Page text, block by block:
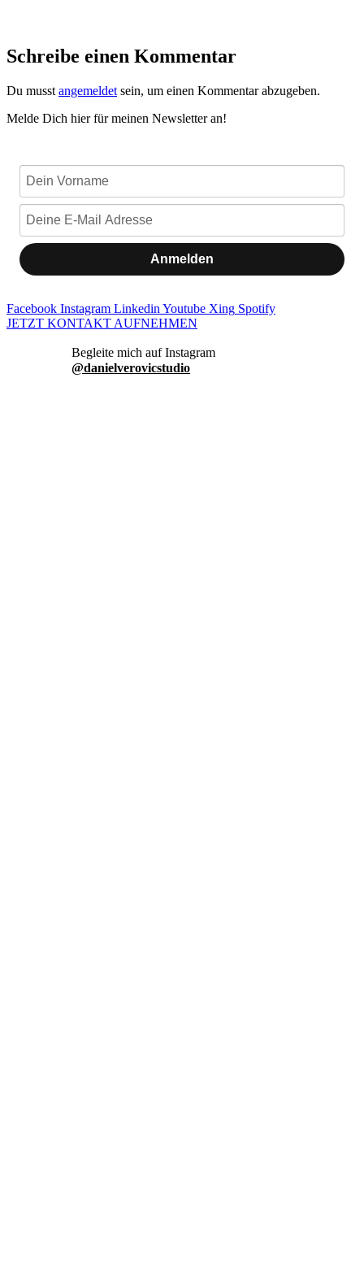
Schreibe einen Kommentar
Du musst angemeldet sein, um einen Kommentar abzugeben.
Melde Dich hier für meinen Newsletter an!
Anmelden
Facebook Instagram Linkedin Youtube Xing Spotify
JETZT KONTAKT AUFNEHMEN
danielverovicstudio